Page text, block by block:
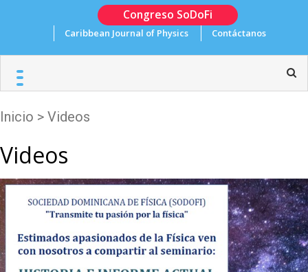
content
Congreso SoDoFi
Caribbean Journal of Physics Contáctanos
Inicio > Videos
Videos